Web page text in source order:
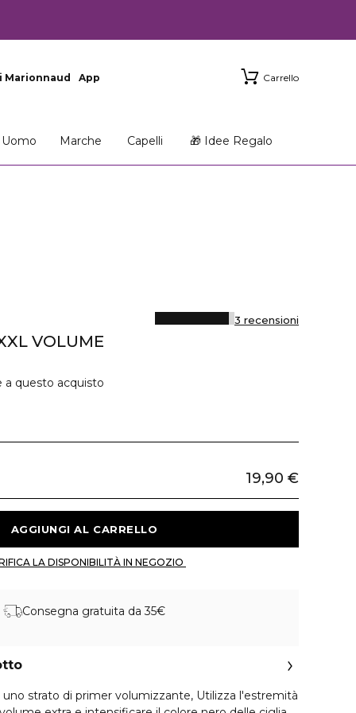
Marionnaud App Carrello
Uomo Marche Capelli 🎁 Idee Regalo
VOLUME
3 recensioni
a questo acquisto
19,90 €
Consegna gratuita da 35€
strato di primer volumizzante, Utilizza l'estremità